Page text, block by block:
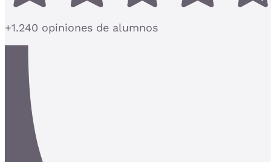
+1.240 opiniones de alumnos